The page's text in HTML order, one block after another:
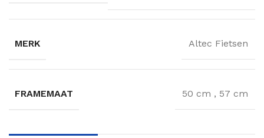
MERK Altec Fietsen
FRAMEMAAT 50 cm , 57 cm